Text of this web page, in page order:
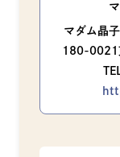
マダム晶
180-0021